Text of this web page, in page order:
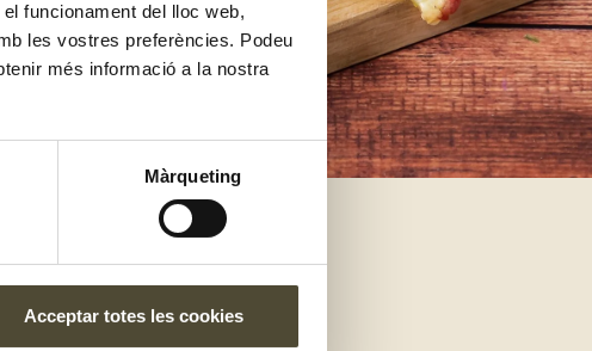
funcionament del lloc web,
les vostres preferències. Podeu
més informació a la nostra
Màrqueting
Acceptar totes les cookies